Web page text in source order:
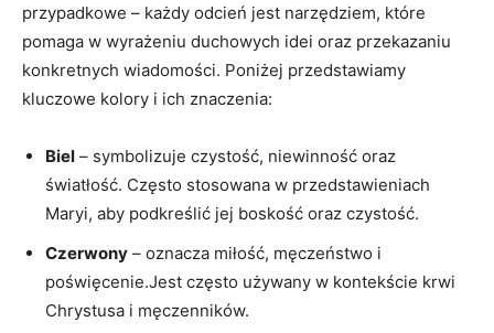
przypadkowe – każdy odcień jest narzędziem, które
pomaga w wyrażeniu duchowych idei oraz przekazaniu
konkretnych wiadomości. Poniżej przedstawiamy
kluczowe kolory i ich znaczenia:
Biel – symbolizuje czystość, niewinność oraz
światłość. Często stosowana w przedstawieniach
Maryi, aby podkreślić jej boskość oraz czystość.
Czerwony – oznacza miłość, męczeństwo i
poświęcenie.Jest często używany w kontekście krwi
Chrystusa i męczenników.